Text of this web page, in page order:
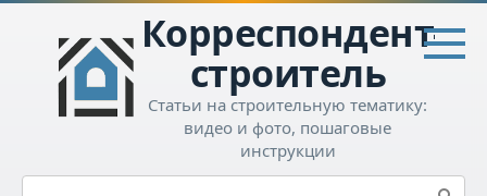
Перейти
контенту
Корреспондент-
строитель
Статьи на строительную тематику:
видео и фото, пошаговые
инструкции
Поиск: